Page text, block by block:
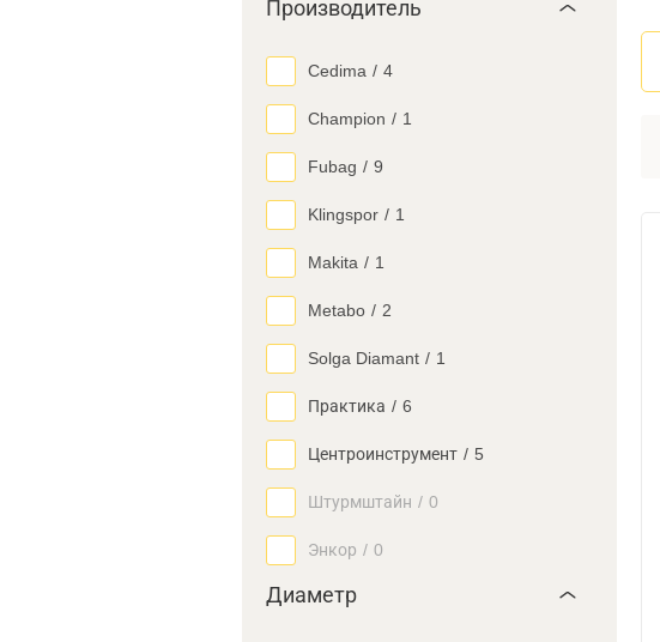
Производитель
Cedima / 4
Champion / 1
Fubag / 9
Klingspor / 1
Makita / 1
Metabo / 2
Solga Diamant / 1
Практика / 6
Центроинструмент / 5
Штурмштайн / 0
Энкор / 0
Диаметр